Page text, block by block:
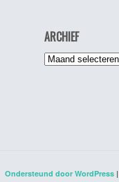
ARCHIEF
Archief
Ondersteund door WordPress |